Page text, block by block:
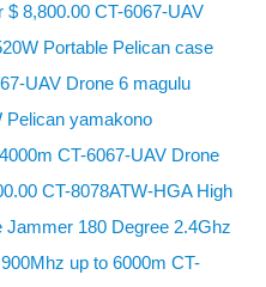
8,800.00 CT-6067-UAV
Portable Pelican case
UAV Drone 6 magulu
yamakono
CT-6067-UAV Drone
CT-8078ATW-HGA High
Jammer 180 Degree 2.4Ghz
up to 6000m CT-